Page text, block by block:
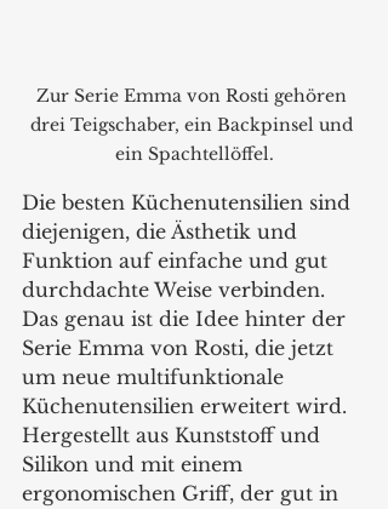
Zur Serie Emma von Rosti gehören
drei Teigschaber, ein Backpinsel und
ein Spachtellöffel.
Die besten Küchenutensilien sind
diejenigen, die Ästhetik und
Funktion auf einfache und gut
durchdachte Weise verbinden.
Das genau ist die Idee hinter der
Serie Emma von Rosti, die jetzt
um neue multifunktionale
Küchenutensilien erweitert wird.
Hergestellt aus Kunststoff und
Silikon und mit einem
ergonomischen Griff, der gut in